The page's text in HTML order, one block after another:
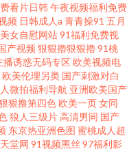
看片日韩午夜视频福利免费
频 日韩成人a 青青操91 五月
女自慰网站91福利免费视
产视频 狠狠擼狠狠擼91桃
播诱惑无码专区欧美视频电
欧美伦理另类 国产刺激对白
微拍福利导航 亚洲欧美国产
狠撸第四色欧美一页女同
狼人三级片高清男同 国产
东京热亚洲色图 蜜桃成人超
堂网 91视频黑丝 97福利影